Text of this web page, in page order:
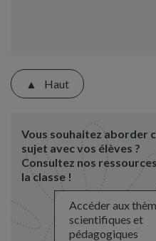
Haut
Vous souhaitez aborder
sujet avec vos élèves ?
Consultez nos
la classe !
Accéder aux
scientifiques et
pédagogiques